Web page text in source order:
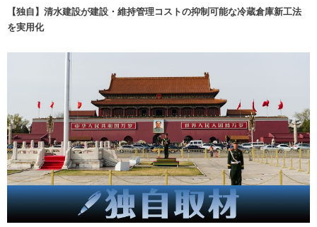
【独自】清水建設が建設・維持管理コストの抑制可能な冷蔵倉庫新工法
を実用化